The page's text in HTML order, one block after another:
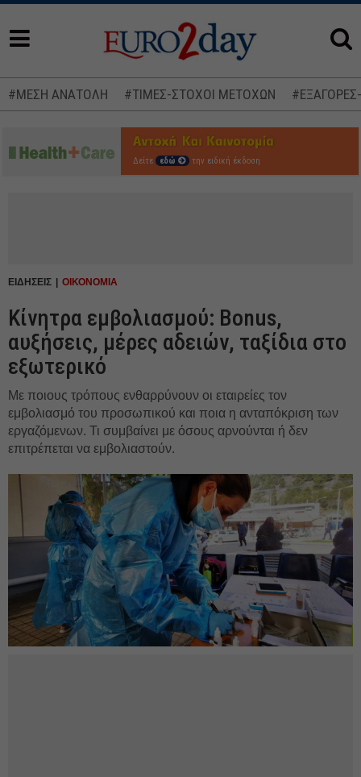
#ΜΕΣΗ ΑΝΑΤΟΛΗ #ΤΙΜΕΣ-ΣΤΟΧΟΙ ΜΕΤΟΧΩΝ
Δείτε εδώ την ειδική έκδοση
ΕΙΔΗΣΕΙΣ ΟΙΚΟΝΟΜΙΑ
Κίνητρα εμβολιασμού: Bonus,
αυξήσεις, μέρες αδειών, ταξίδια στο
εξωτερικό
Με ποιους τρόπους ενθαρρύνουν οι εταιρείες τον
εμβολιασμό του προσωπικού και ποια η ανταπόκριση των
εργαζόμενων. Τι συμβαίνει με όσους αρνούνται ή δεν
επιτρέπεται να εμβολιαστούν.